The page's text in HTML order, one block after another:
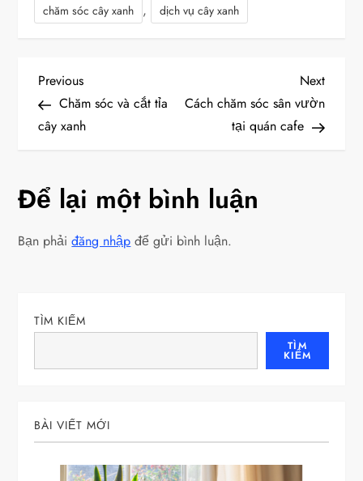
chăm sóc cây xanh , dịch vụ cây xanh
Đ
i
u
h
ớ
b
Previous
Post
Previous
Chăm sóc và cắt tỉa
cây xanh
Next
Post
Next
Cách chăm sóc sân vườn
tại quán cafe
Để lại một bình luận
Bạn phảiđăng nhập để gửi bình luận.
TÌM KIẾM
TÌM
KIẾM
BÀI VIẾT MỚI